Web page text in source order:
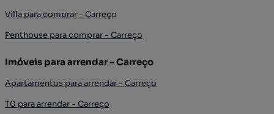
Villa para comprar - Carreço
Penthouse para comprar - Carreço
Imóveis para arrendar - Carreço
Apartamentos para arrendar - Carreço
T0 para arrendar - Carreço